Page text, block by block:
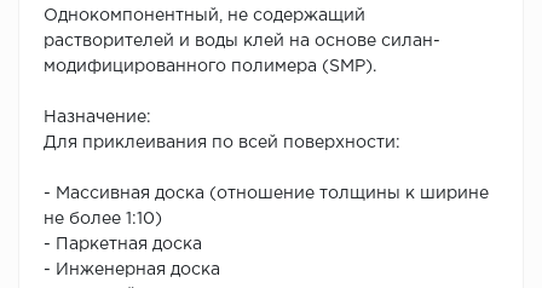
Однокомпонентный, не содержащий
растворителей и воды клей на основе силан-
модифицированного полимера (SMP).
Назначение:
Для приклеивания по всей поверхности:
- Массивная доска (отношение толщины к ширине
не более 1:10)
- Паркетная доска
- Инженерная доска